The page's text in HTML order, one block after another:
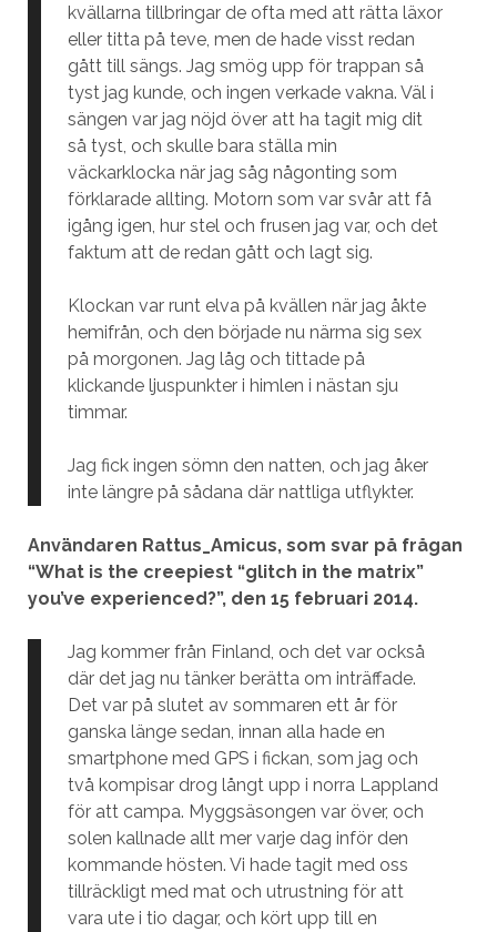
kvällarna tillbringar de ofta med att rätta läxor
eller titta på teve, men de hade visst redan
gått till sängs. Jag smög upp för trappan så
tyst jag kunde, och ingen verkade vakna. Väl i
sängen var jag nöjd över att ha tagit mig dit
så tyst, och skulle bara ställa min
väckarklocka när jag såg någonting som
förklarade allting. Motorn som var svår att få
igång igen, hur stel och frusen jag var, och det
faktum att de redan gått och lagt sig.
Klockan var runt elva på kvällen när jag åkte
hemifrån, och den började nu närma sig sex
på morgonen. Jag låg och tittade på
klickande ljuspunkter i himlen i nästan sju
timmar.
Jag fick ingen sömn den natten, och jag åker
inte längre på sådana där nattliga utflykter.
Användaren Rattus_Amicus, som svar på frågan
“What is the creepiest “glitch in the matrix”
you’ve experienced?”, den 15 februari 2014.
Jag kommer från Finland, och det var också
där det jag nu tänker berätta om inträffade.
Det var på slutet av sommaren ett år för
ganska länge sedan, innan alla hade en
smartphone med GPS i fickan, som jag och
två kompisar drog långt upp i norra Lappland
för att campa. Myggsäsongen var över, och
solen kallnade allt mer varje dag inför den
kommande hösten. Vi hade tagit med oss
tillräckligt med mat och utrustning för att
vara ute i tio dagar, och kört upp till en